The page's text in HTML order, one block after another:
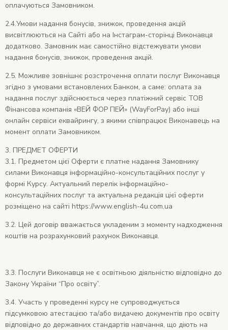
оплачуються Замовником.
2.4.Умови надання бонусів, знижок, проведення акцій
висвітлюються на Сайті або на Інстаграм-сторінці Виконавця
додатково. Замовник має самостійно відстежувати умови
надання бонусів, знижок, проведення акцій.
2.5. Можливе зовнішнє розстрочення оплати послуг Виконавця
згідно з умовами встановлених Банком, а саме: оплата за
надання послуг здійснюється через платіжний сервіс ТОВ
Фінансова компанія «ВЕЙ ФОР ПЕЙ» (WayForPay) або інші
онлайн сервіси еквайрингу, з якими співпрацює Виконавець на
момент оплати Замовником.
3. ПРЕДМЕТ ОФЕРТИ
3.1. Предметом цієї Оферти є платне надання Замовнику
силами Виконавця інформаційно-консультаційних послуг у
формі Курсу. Актуальний перелік інформаційно-
консультаційних послуг та актуальна редакція цієї оферти
розміщено на сайті https://www.english-4u.com.ua
3.2. Цей договір вважається укладеним з моменту надходження
коштів на розрахунковий рахунок Виконавця.
3.3. Послуги Виконавця не є освітньою діяльністю відповідно до
Закону України “Про освіту”.
3.4. Участь у проведенні курсу не супроводжується
підсумковою атестацією та/або видачею документів про освіту
відповідно до державних стандартів навчання, що діють на